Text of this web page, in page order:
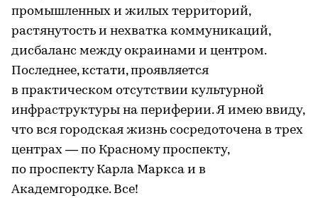
промышленных и жилых территорий,
растянутость и нехватка коммуникаций,
дисбаланс между окраинами и центром.
Последнее, кстати, проявляется
в практическом отсутствии культурной
инфраструктуры на периферии. Я имею ввиду,
что вся городская жизнь сосредоточена в трех
центрах — по Красному проспекту,
по проспекту Карла Маркса и в
Академгородке. Все!